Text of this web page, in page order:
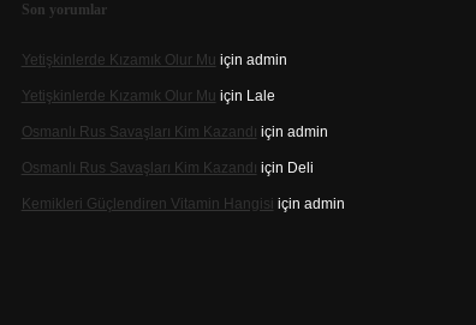
Son yorumlar
Yetişkinlerde Kızamık Olur Mu için admin
Yetişkinlerde Kızamık Olur Mu için Lale
Osmanlı Rus Savaşları Kim Kazandı için admin
Osmanlı Rus Savaşları Kim Kazandı için Deli
Kemikleri Güçlendiren Vitamin Hangisi için admin